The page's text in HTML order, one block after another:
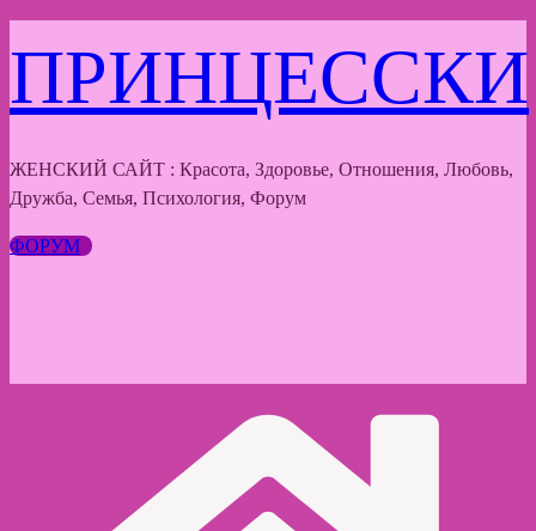
к
содержимому
ПРИНЦЕССКИ
ЖЕНСКИЙ САЙТ : Красота, Здоровье, Отношения, Любовь,
Дружба, Семья, Психология, Форум
ФОРУМ